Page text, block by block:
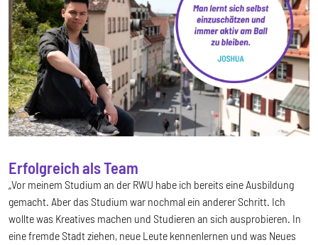
Erfolgreich als Team
„Vor meinem Studium an der RWU habe ich bereits eine Ausbildung
gemacht. Aber das Studium war nochmal ein anderer Schritt. Ich
wollte was Kreatives machen und Studieren an sich ausprobieren. In
eine fremde Stadt ziehen, neue Leute kennenlernen und was Neues